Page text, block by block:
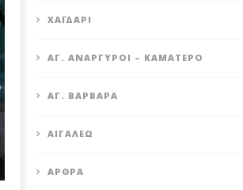
XΑΪΔΆΡΙ
ΆΓ. ΑΝΆΡΓΥΡΟΙ – KΑΜΑΤΕΡΌ
ΑΓ. ΒΑΡΒΆΡΑ
ΑΙΓΆΛΕΩ
ΆΡΘΡΑ